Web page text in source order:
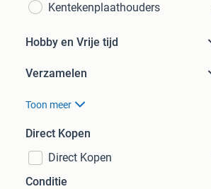
Kentekenplaathouders
Hobby en Vrije tijd
Verzamelen
Toon meer
Direct Kopen
Direct Kopen
Conditie